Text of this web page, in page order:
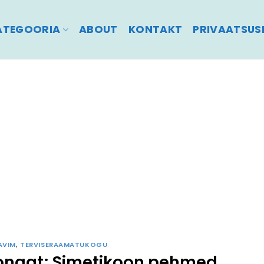
ABOUT KONTAKT
, TERVISERAAMATUKOGU